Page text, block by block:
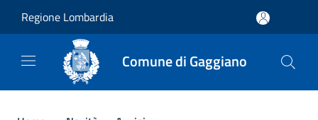
Regione Lombardia
Comune di Gaggiano